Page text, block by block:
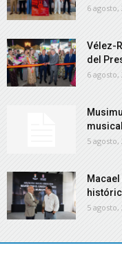
6 agosto,
Vélez-
del
6 agosto,
5 agosto,
5 agosto,